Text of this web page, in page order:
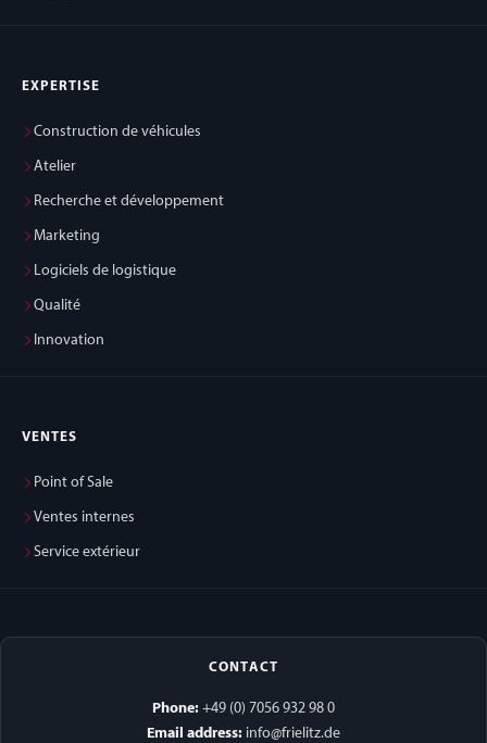
EXPERTISE
Construction de véhicules
Atelier
Recherche et développement
Marketing
Logiciels de logistique
Qualité
Innovation
VENTES
Point of Sale
Ventes internes
Service extérieur
CONTACT
Phone: +49 (0) 7056 932 98 0
Email address: info@frielitz.de